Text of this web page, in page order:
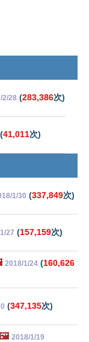
2/28 (283,386次)
(41,011次)
1/30 (337,849次)
27 (157,159次)
2018/1/24 (160,626
(347,135次)
2018/1/19